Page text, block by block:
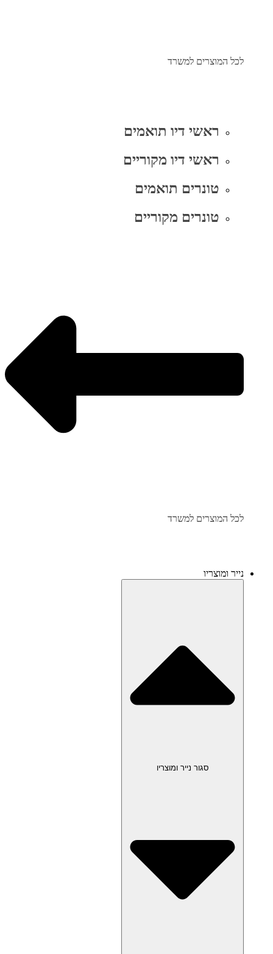
לכל המוצרים למשרד
ראשי דיו תואמים
ראשי דיו מקוריים
טונרים תואמים
טונרים מקוריים
לכל המוצרים למשרד
נייר ומוצריו
סגור נייר ומוצריו